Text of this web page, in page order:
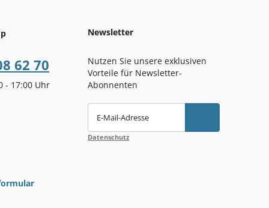
62 70
- 17:00 Uhr
Newsletter
Nutzen Sie unsere exklusiven
Vorteile für Newsletter-
Abonnenten
E-Mail-Adresse
Datenschutz